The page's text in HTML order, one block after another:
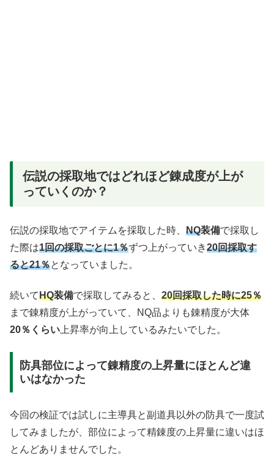
伝説の採取地ではどれほど錬成度が上が
っていくのか？
伝説の採取地でアイテムを採取した時、 NQ装備で採取し
た際は1回の採取ごとに1％ずつ上がっていき20回採取す
ると21％となっていました。
続いてHQ装備で採取してみると、 20回採取した時に25％
まで錬精度が上がっていて、NQ品よりも錬精度が大体
20％くらい 上昇率が向上しているみたいでした。
防具部位によって錬精度の上昇量にほとんど違
いはなかった
今回の検証では試しに主導具と副道具以外の防具で一度試
してみましたが、部位によって精錬度の上昇量に違いはほ
とんどありませんでした。